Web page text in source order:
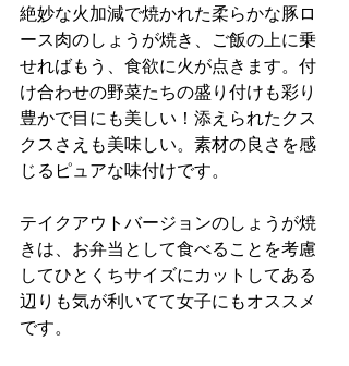
絶妙な火加減で焼かれた柔らかな豚ロ
ース肉のしょうが焼き、ご飯の上に乗
せればもう、食欲に火が点きます。付
け合わせの野菜たちの盛り付けも彩り
豊かで目にも美しい！添えられたクス
クスさえも美味しい。素材の良さを感
じるピュアな味付けです。
テイクアウトバージョンのしょうが焼
きは、お弁当として食べることを考慮
してひとくちサイズにカットしてある
辺りも気が利いてて女子にもオススメ
です。